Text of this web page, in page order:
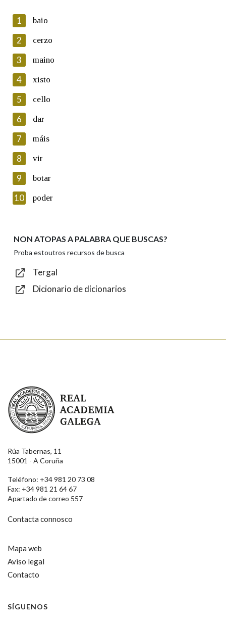
En cumprimento da normativa vixente en materia de
Protección de Datos de Carácter Persoal, a Real Academia
Galega informa a aqueles usuarios que faciliten o seu correo
electrónico, así como calquera outra información de carácter
persoal, que estes datos serán obxecto de tratamento
automatizado de carácter confidencial e incorporados aos seus
ficheiros informáticos. Así mesmo, os usuarios poderán exercer o
seu dereito de acceso, rectificación, oposición e cancelación dos
seus datos poñéndose en contacto connosco.
Lin e acepto as condicións da política de
Introduce o código que aparece na imaxe:
Texto de verificación
1 baio
2 cerzo
3 maino
4 xisto
5 cello
6 dar
7 máis
8 vir
9 botar
10 poder
NON ATOPAS A PALABRA QUE BUSCAS?
Proba estoutros recursos de busca
Tergal
Dicionario de dicionarios
Real Academia Galega
Rúa Tabernas, 11
15001 - A Coruña
Teléfono: +34 981 20 73 08
Fax: +34 981 21 64 67
Apartado de correo 557
Contacta connosco
Mapa web
Aviso legal
Contacto
SÍGUENOS